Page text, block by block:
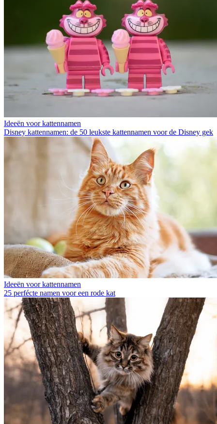
Ideeën voor kattennamen
Disney kattennamen: de 50 leukste kattennamen voor de Disney gek
Ideeën voor kattennamen
25 perfécte namen voor een rode kat